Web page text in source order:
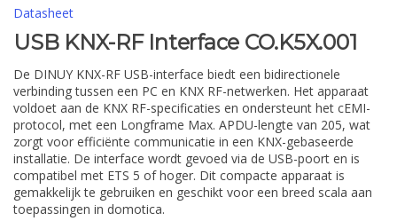
Datasheet
USB KNX-RF Interface CO.K5X.001
De DINUY KNX-RF USB-interface biedt een bidirectionele
verbinding tussen een PC en KNX RF-netwerken. Het apparaat
voldoet aan de KNX RF-specificaties en ondersteunt het cEMI-
protocol, met een Longframe Max. APDU-lengte van 205, wat
zorgt voor efficiënte communicatie in een KNX-gebaseerde
installatie. De interface wordt gevoed via de USB-poort en is
compatibel met ETS 5 of hoger. Dit compacte apparaat is
gemakkelijk te gebruiken en geschikt voor een breed scala aan
toepassingen in domotica.